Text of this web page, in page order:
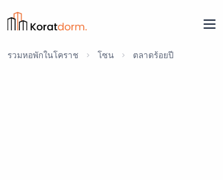
รวมหอพักในโคราช โซน ตลาดร้อยปี